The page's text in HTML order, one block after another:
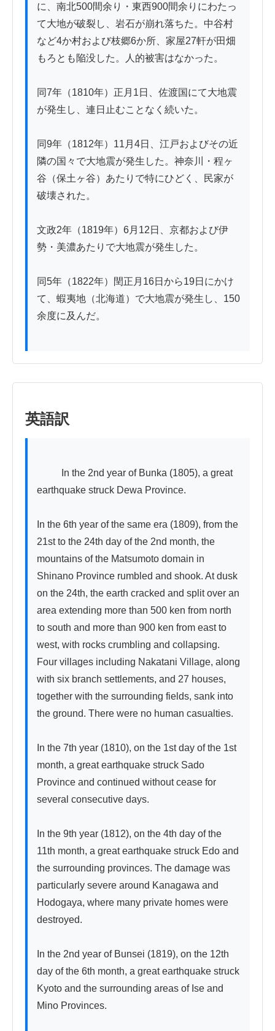
に、南北500間余り・東西900間余りにわたっ
て大地が破裂し、岩石が崩れ落ちた。中谷村
など4か村および枝郷6か所、家屋27軒が田畑
もろとも陥没した。人的被害はなかった。
同7年（1810年）正月1日、佐渡国にて大地震
が発生し、連日止むことなく続いた。
同9年（1812年）11月4日、江戸およびその近
隣の国々で大地震が発生した。神奈川・程ヶ
谷（保土ヶ谷）あたりで特にひどく、民家が
破壊された。
文政2年（1819年）6月12日、京都および伊
勢・美濃あたりで大地震が発生した。
同5年（1822年）閏正月16日から19日にかけ
て、蝦夷地（北海道）で大地震が発生し、150
余度に及んだ。
英語訳
earthquake struck Dewa Province.
In the 6th year of the same era (1809), from the
21st to the 24th day of the 2nd month, the
mountains of the Matsumoto domain in
Shinano Province rumbled and shook. At dusk
on the 24th, the earth cracked and split over an
area extending more than 500 ken from north
to south and more than 900 ken from east to
west, with rocks crumbling and collapsing.
Four villages including Nakatani Village, along
with six branch settlements, and 27 houses,
together with the surrounding fields, sank into
the ground. There were no human casualties.
In the 7th year (1810), on the 1st day of the 1st
month, a great earthquake struck Sado
Province and continued without cease for
several consecutive days.
In the 9th year (1812), on the 4th day of the
11th month, a great earthquake struck Edo and
the surrounding provinces. The damage was
particularly severe around Kanagawa and
Hodogaya, where many private homes were
destroyed.
In the 2nd year of Bunsei (1819), on the 12th
day of the 6th month, a great earthquake struck
Kyoto and the surrounding areas of Ise and
Mino Provinces.